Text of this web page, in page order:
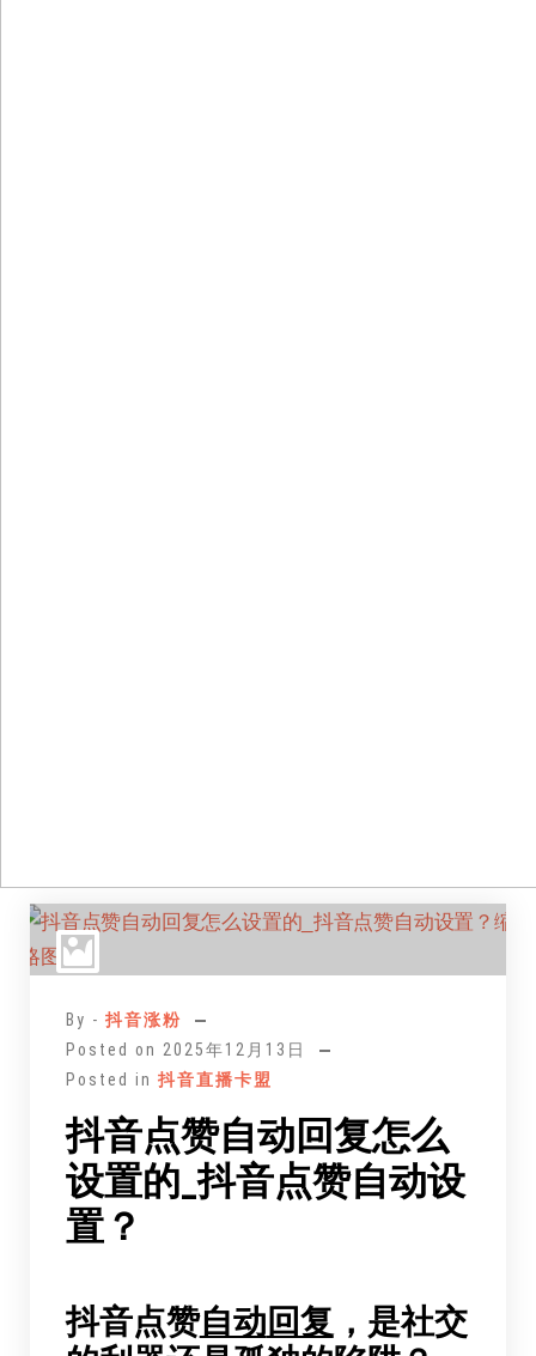
By - 抖音涨粉
Posted on 2025年12月13日
Posted in 抖音直播卡盟
抖音点赞自动回复怎么
设置的_抖音点赞自动设
置？
抖音点赞自动回复 ，是社交